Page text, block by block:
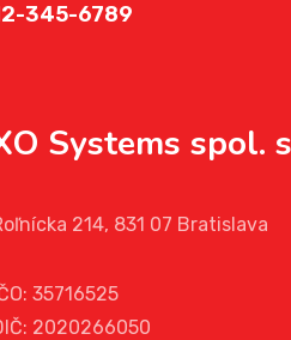
345-6789
Systems spol.
214, 831 07 Bratislava
35716525
2020266050